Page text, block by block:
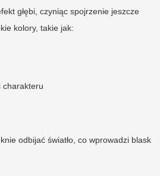
głębi, czyniąc spojrzenie jeszcze
kolory, takie jak:
charakteru
odbijać światło, co wprowadzi blask